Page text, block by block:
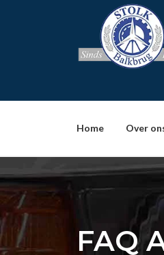
Home Over
FAQ